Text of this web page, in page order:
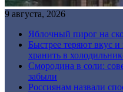
9 августа, 2026
Яблочный пирог на
Быстрее теряют вкус и
хранить в
Смородина в соли:
забыли
Россиянам назвали